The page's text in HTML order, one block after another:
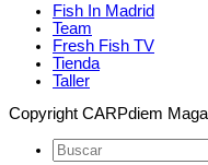
Fish In Madrid
Team
Fresh Fish TV
Tienda
Taller
Copyright CARPdiem